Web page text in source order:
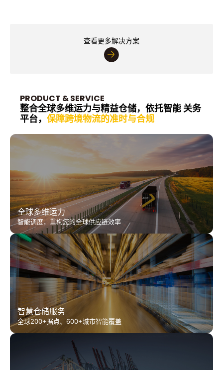
查看更多解决方案
PRODUCT & SERVICE
整合全球多维运力与精益仓储，依托智能 关务
平台，保障跨境物流的准时与合规
全球多维运力
智能调度，重构您的全球供应链效率
智慧仓储服务
全球200+据点、600+城市智能覆盖